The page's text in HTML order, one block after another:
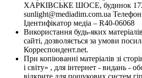
ХАРКІВСЬКЕ ШОСЕ, будинок
sunlight@mediadim.com.ua
Ідентифікатор медіа – R40-06068
Використання будь-яких
сайті, дозволяється за умови
Корреспондент.net.
При копіюванні матеріалів зі
і світу» , для інтернет - видань -
відкрите для пошукових систем